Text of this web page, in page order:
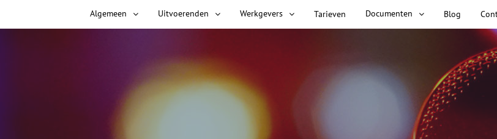
Algemeen Uitvoerenden Werkgevers Tarieven Documenten Blog